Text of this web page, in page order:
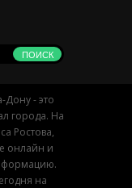
Дону - это
города. На
Ростова,
онлайн и
на